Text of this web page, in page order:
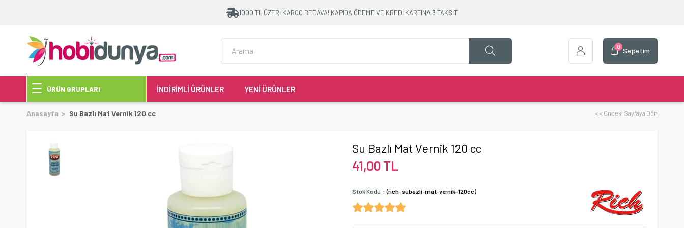
1000 TL ÜZERİ KARGO BEDAVA! KAPIDA ÖDEME VE KREDİ KARTINA 3 TAKSİT
Sepetim
0
ÜRÜN GRUPLARI İNDİRİMLİ ÜRÜNLER YENİ ÜRÜNLER
Anasayfa Su Bazlı Mat Vernik 120 cc < < Önceki Sayfaya Dön
Su Bazlı Mat Vernik 120 cc
41,00 TL
Stok Kodu (rich-subazli-mat-vernik-120cc)